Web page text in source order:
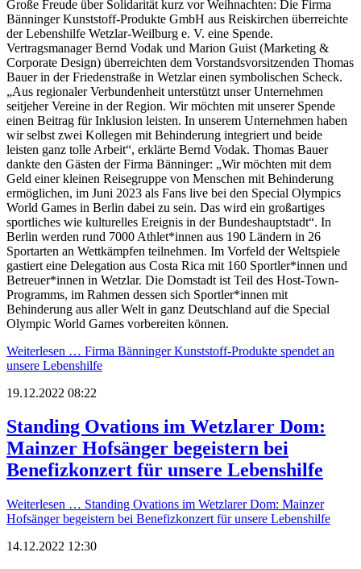
Große Freude über Solidarität kurz vor Weihnachten: Die Firma
Bänninger Kunststoff-Produkte GmbH aus Reiskirchen überreichte
der Lebenshilfe Wetzlar-Weilburg e. V. eine Spende.
Vertragsmanager Bernd Vodak und Marion Guist (Marketing &
Corporate Design) überreichten dem Vorstandsvorsitzenden Thomas
Bauer in der Friedenstraße in Wetzlar einen symbolischen Scheck.
„Aus regionaler Verbundenheit unterstützt unser Unternehmen
seitjeher Vereine in der Region. Wir möchten mit unserer Spende
einen Beitrag für Inklusion leisten. In unserem Unternehmen haben
wir selbst zwei Kollegen mit Behinderung integriert und beide
leisten ganz tolle Arbeit“, erklärte Bernd Vodak. Thomas Bauer
dankte den Gästen der Firma Bänninger: „Wir möchten mit dem
Geld einer kleinen Reisegruppe von Menschen mit Behinderung
ermöglichen, im Juni 2023 als Fans live bei den Special Olympics
World Games in Berlin dabei zu sein. Das wird ein großartiges
sportliches wie kulturelles Ereignis in der Bundeshauptstadt“. In
Berlin werden rund 7000 Athlet*innen aus 190 Ländern in 26
Sportarten an Wettkämpfen teilnehmen. Im Vorfeld der Weltspiele
gastiert eine Delegation aus Costa Rica mit 160 Sportler*innen und
Betreuer*innen in Wetzlar. Die Domstadt ist Teil des Host-Town-
Programms, im Rahmen dessen sich Sportler*innen mit
Behinderung aus aller Welt in ganz Deutschland auf die Special
Olympic World Games vorbereiten können.
Weiterlesen … Firma Bänninger Kunststoff-Produkte spendet an
unsere Lebenshilfe
19.12.2022 08:22
Standing Ovations im Wetzlarer Dom:
Mainzer Hofsänger begeistern bei
Benefizkonzert für unsere Lebenshilfe
Weiterlesen … Standing Ovations im Wetzlarer Dom: Mainzer
Hofsänger begeistern bei Benefizkonzert für unsere Lebenshilfe
14.12.2022 12:30